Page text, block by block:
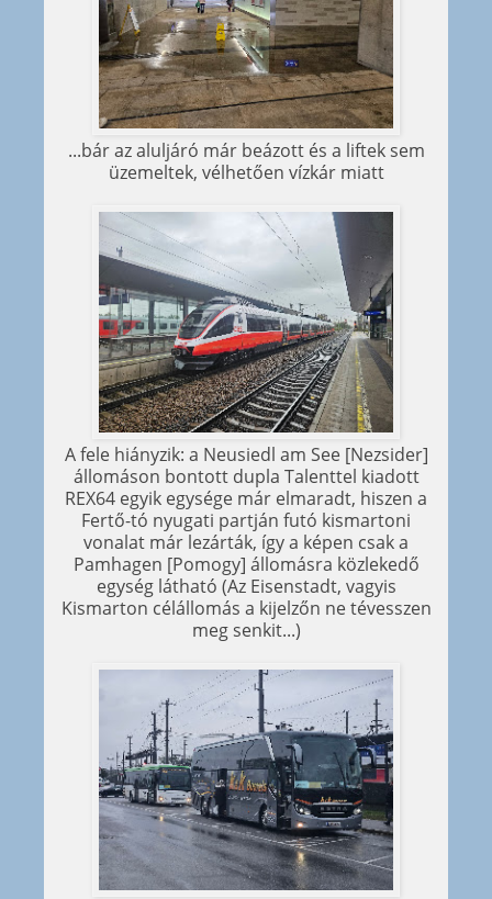
...bár az aluljáró már beázott és a liftek sem
üzemeltek, vélhetően vízkár miatt
A fele hiányzik: a Neusiedl am See [Nezsider]
állomáson bontott dupla Talenttel kiadott
REX64 egyik egysége már elmaradt, hiszen a
Fertő-tó nyugati partján futó kismartoni
vonalat már lezárták, így a képen csak a
Pamhagen [Pomogy] állomásra közlekedő
egység látható (Az Eisenstadt, vagyis
Kismarton célállomás a kijelzőn ne tévesszen
meg senkit...)